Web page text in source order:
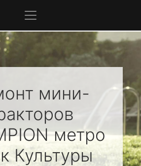
мини-
метро
Культуры